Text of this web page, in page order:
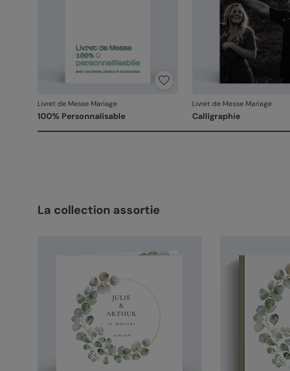
Livret de Messe Mariage
100% Personnalisable
Livret de Messe Mariage
Calligraphie
La collection assortie